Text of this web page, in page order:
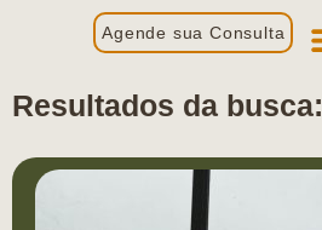
Agende sua Consulta
Resultados da busca: